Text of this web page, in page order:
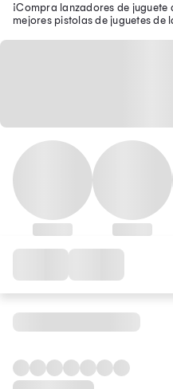
¡Compra lanzadores de
mejores pistolas de juguetes de